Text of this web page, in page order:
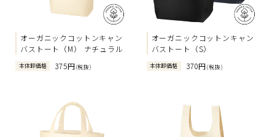
オーガニックコットンキャン
バストート（M） ナチュラル
本体卸価格 375円(税抜)
オーガニックコットンキャン
バストート（S）
本体卸価格 370円(税抜)